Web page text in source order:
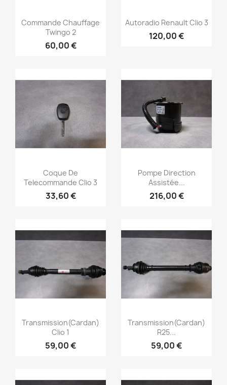
Aperçu rapide
Commande Chauffage
Twingo 2
60,00 €
Aperçu rapide
Autoradio Renault Clio 3
120,00 €
Aperçu rapide
Coque De
Telecommande Clio 3
33,60 €
Aperçu rapide
Pompe Direction
Assistée...
216,00 €
Aperçu rapide
Transmission(cardan)
Clio 1
59,00 €
Aperçu rapide
Transmission(cardan)
R25...
59,00 €